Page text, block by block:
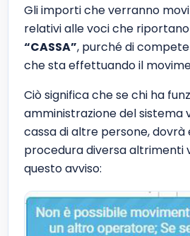
Gli importi che verranno
relativi alle voci che
“CASSA”, purché di
che sta effettuando il
Ciò significa che se chi ha
amministrazione del sistema
cassa di altre persone,
procedura diversa altrimenti
questo avviso: